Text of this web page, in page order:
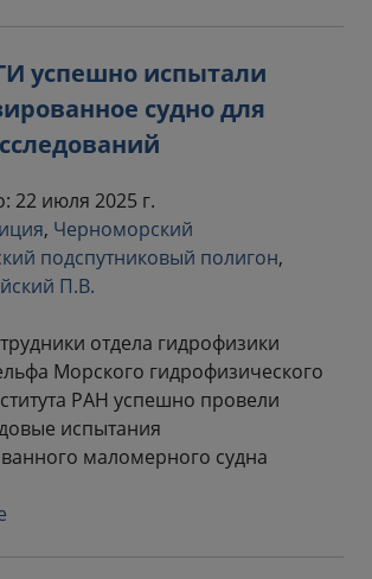
успешно испытали
судно для
22 июля 2025 г.
, Черноморский
подспутниковый полигон,
П.В.
отдела гидрофизики
Морского гидрофизического
РАН успешно провели
испытания
маломерного судна